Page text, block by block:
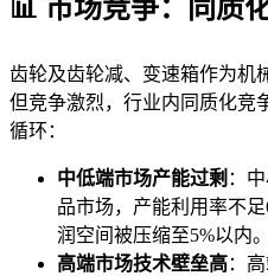
📊 市场竞争：同质
齿轮及齿轮减、变速箱作为机
但竞争激烈，行业内同质化竞
循环：
中低端市场产能过剩 ：
品市场，产能利用率不
润空间被压缩至5%以内。
高端市场技术壁垒高：